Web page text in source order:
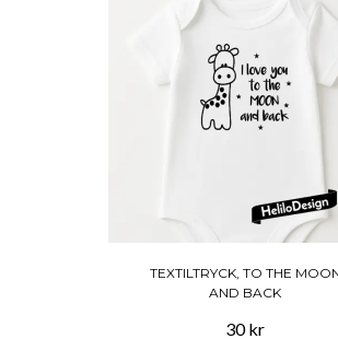
TEXTILTRYCK, TO THE
AND BACK
30 kr